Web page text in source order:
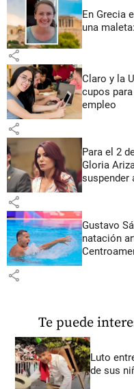
En Grecia
una
share
Claro y la
cupos
empleo
share
Para el 2
Gloria
suspender
share
Gustavo
natación
share
Te puede
Luto
de sus